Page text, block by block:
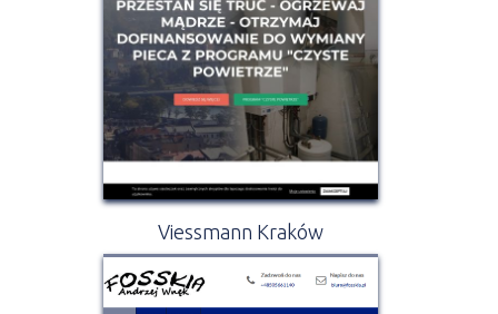
Viessmann Kraków